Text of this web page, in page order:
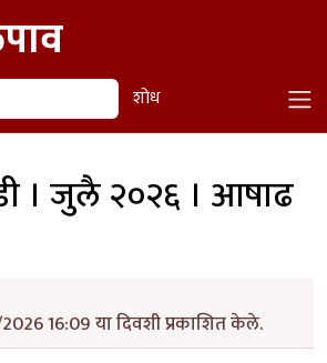
शोध
। जुलै २०२६ । आषाढ
16:09 या दिवशी प्रकाशित केले.